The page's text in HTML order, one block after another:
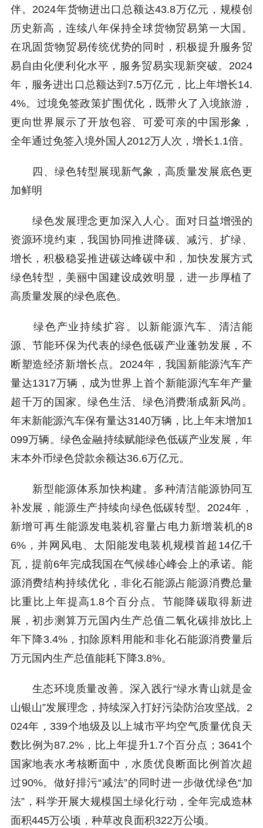
伴。2024年货物进出口总额达43.8万亿元，规模创
历史新高，连续八年保持全球货物贸易第一大国。
在巩固货物贸易传统优势的同时，积极提升服务贸
易自由化便利化水平，服务贸易实现新突破。2024
年，服务进出口总额达到7.5万亿元，比上年增长14.
4%。过境免签政策扩围优化，既带火了入境旅游，
更向世界展示了开放包容、可爱可亲的中国形象，
全年通过免签入境外国人2012万人次，增长1.1倍。
四、绿色转型展现新气象，高质量发展底色更
加鲜明
绿色发展理念更加深入人心。面对日益增强的
资源环境约束，我国协同推进降碳、减污、扩绿、
增长，积极稳妥推进碳达峰碳中和，加快发展方式
绿色转型，美丽中国建设成效明显，进一步厚植了
高质量发展的绿色底色。
绿色产业持续扩容。以新能源汽车、清洁能
源、节能环保为代表的绿色低碳产业蓬勃发展，不
断塑造经济新增长点。2024年，我国新能源汽车产
量达1317万辆，成为世界上首个新能源汽车年产量
超千万的国家。绿色生活、绿色消费渐成新风尚。
年末新能源汽车保有量达3140万辆，比上年末增加1
099万辆。绿色金融持续赋能绿色低碳产业发展，年
末本外币绿色贷款余额达36.6万亿元。
新型能源体系加快构建。多种清洁能源协同互
补发展，能源生产持续向绿色低碳转型。2024年，
新增可再生能源发电装机容量占电力新增装机的8
6%，并网风电、太阳能发电装机规模首超14亿千
瓦，提前6年完成我国在气候雄心峰会上的承诺。能
源消费结构持续优化，非化石能源占能源消费总量
比重比上年提高1.8个百分点。节能降碳取得新进
展，初步测算万元国内生产总值二氧化碳排放比上
年下降3.4%，扣除原料用能和非化石能源消费量后
万元国内生产总值能耗下降3.8%。
生态环境质量改善。深入践行“绿水青山就是金
山银山”发展理念，持续深入打好污染防治攻坚战。2
024年，339个地级及以上城市平均空气质量优良天
数比例为87.2%，比上年提升1.7个百分点；3641个
国家地表水考核断面中，水质优良断面比例首次超
过90%。做好排污“减法”的同时进一步做优绿色“加
法”，科学开展大规模国土绿化行动，全年完成造林
面积445万公顷，种草改良面积322万公顷。